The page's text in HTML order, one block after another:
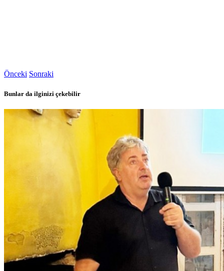
Önceki Sonraki
Bunlar da ilginizi çekebilir